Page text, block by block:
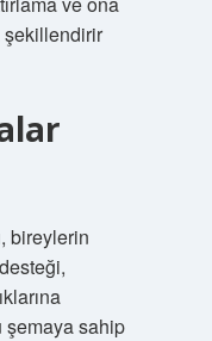
şekillendirir
bireylerin
şemaya sahip